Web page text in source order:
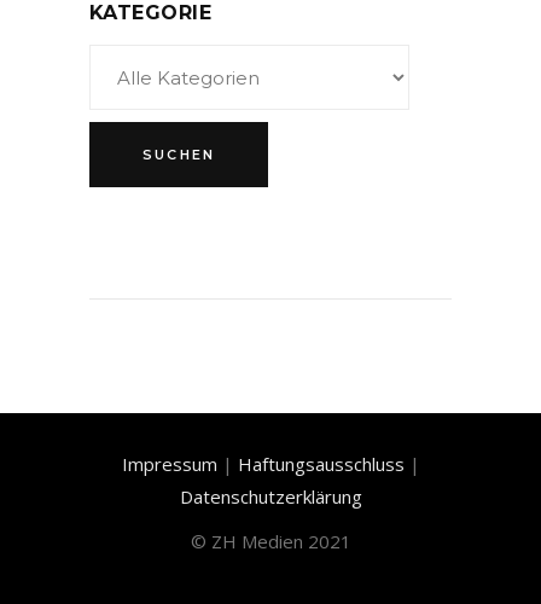
KATEGORIE
Impressum | Haftungsausschluss |
Datenschutzerklärung
© ZH Medien 2021